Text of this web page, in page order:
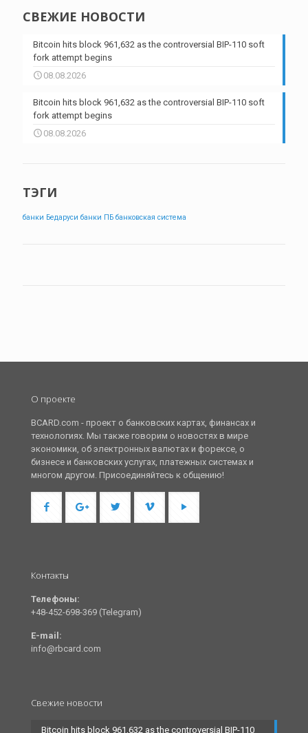
СВЕЖИЕ НОВОСТИ
Bitcoin hits block 961,632 as the controversial BIP-110 soft
fork attempt begins
08.08.2026
Bitcoin hits block 961,632 as the controversial BIP-110 soft
fork attempt begins
08.08.2026
ТЭГИ
банки Бедаруси банки ПБ банковская система
О проекте
BCARD.com - проект о банковских картах, финансах и
технологиях. Мы также говорим о новостях в мире
экономики, об электронных валютах и форексе, о
бизнесе и банковских услугах, платежных системах и
многом другом. Присоединяйтесь к общению!
Контакты
Телефоны:
+48-452-698-369 (Telegram)
E-mail:
info@rbcard.com
Свежие новости
Bitcoin hits block 961,632 as the controversial BIP-110